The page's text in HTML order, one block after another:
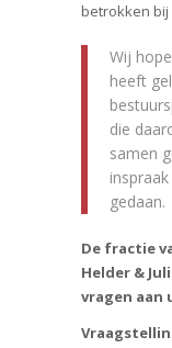
betrokken
Wij
heeft
die
samen
gedaan.
De fractie
Helder &
vragen aan